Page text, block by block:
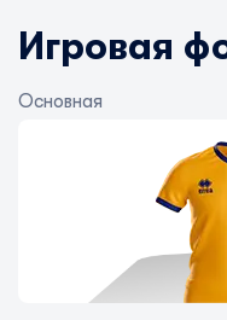
Игровая
Основная